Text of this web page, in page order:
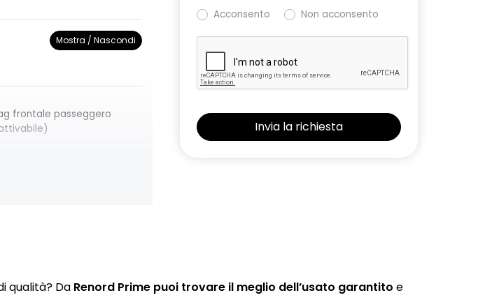
Mostra / Nascondi
frontale passeggero
Acconsento
Non acconsento
qualità? DaRenord Prime puoi trovare il meglio dell’usato garantito e